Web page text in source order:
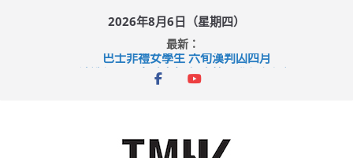
2026年8月6日（星期四）
最新：
巴士非禮女學生 六旬漢判囚四月
涉造假公屋富戶申報表 倉管員准保釋候訊